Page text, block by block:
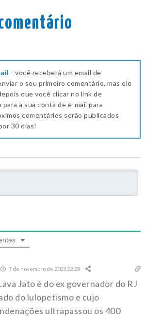
- você receberá um email de
o seu primeiro comentário, mas ele
que você clicar no link de
a sua conta de e-mail para
comentários serão publicados
30 dias!
7 de novembro de 2025 22:28
Jato é do ex governador do RJ
do lulopetismo e cujo
ultrapassou os 400